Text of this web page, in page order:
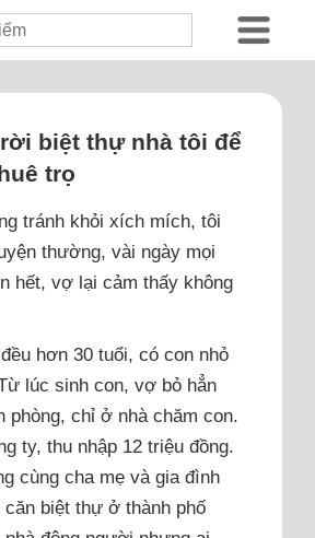
biệt thự nhà tôi để
trọ
tránh khỏi xích mích, tôi
thường, vài ngày mọi
hết, vợ lại cảm thấy không
hơn 30 tuổi, có con nhỏ
lúc sinh con, vợ bỏ hẳn
phòng, chỉ ở nhà chăm con.
ty, thu nhập 12 triệu đồng.
cùng cha mẹ và gia đình
căn biệt thự ở thành phố